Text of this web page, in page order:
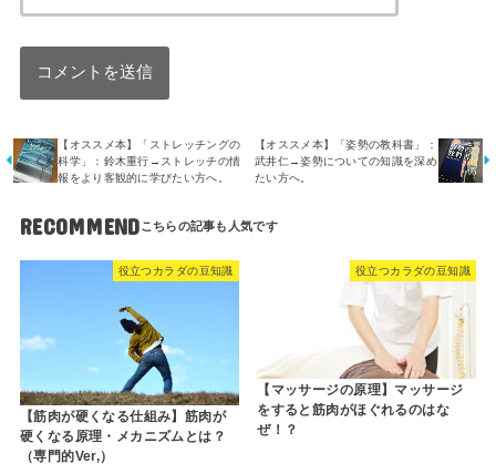
【オススメ本】「ストレッチングの
科学」：鈴木重行→ストレッチの情
報をより客観的に学びたい方へ。
【オススメ本】「姿勢の教科書」：
武井仁→姿勢についての知識を深め
たい方へ。
RECOMMEND
役立つカラダの豆知識
【筋肉が硬くなる仕組み】筋肉が
硬くなる原理・メカニズムとは？
（専門的Ver,）
役立つカラダの豆知識
【マッサージの原理】マッサージ
をすると筋肉がほぐれるのはな
ぜ！？